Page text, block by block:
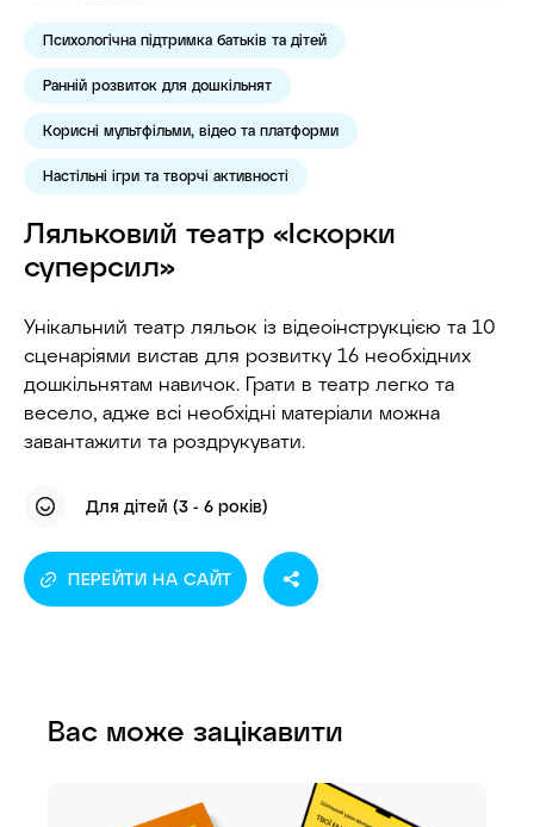
Психологічна підтримка батьків та дітей
Ранній розвиток для дошкільнят
Корисні мультфільми, відео та платформи
Настільні ігри та творчі активності
Ляльковий театр «Іскорки
суперсил»
Унікальний театр ляльок із відеоінструкцією та 10
сценаріями вистав для розвитку 16 необхідних
дошкільнятам навичок. Грати в театр легко та
весело, адже всі необхідні матеріали можна
завантажити та роздрукувати.
Для дітей (3 - 6 років)
ПЕРЕЙТИ НА САЙТ
Вас може зацікавити